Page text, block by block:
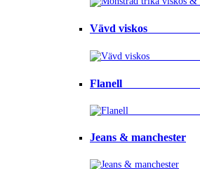
Vävd
Flanell
Jeans & manchester